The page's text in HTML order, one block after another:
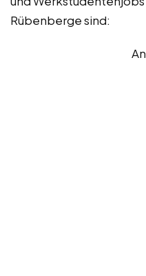
Rübenberge sind: